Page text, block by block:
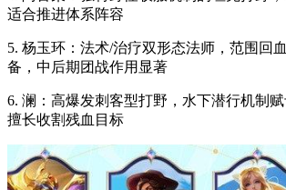
适合推进体系阵容
5. 杨玉环：法术/治疗双形态法师，范围回
备，中后期团战作用显著
6. 澜：高爆发刺客型打野，水下潜行机制赋
擅长收割残血目标